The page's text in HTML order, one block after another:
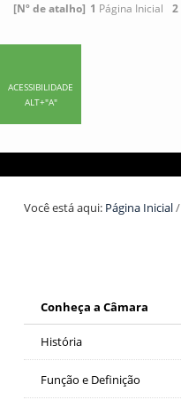
[Nº de atalho] 1 Página Inicial 2
ACESSIBILIDADE
ALT+"A"
Você está aqui: Página Inicial/
Conheça a Câmara
História
Função e Definição